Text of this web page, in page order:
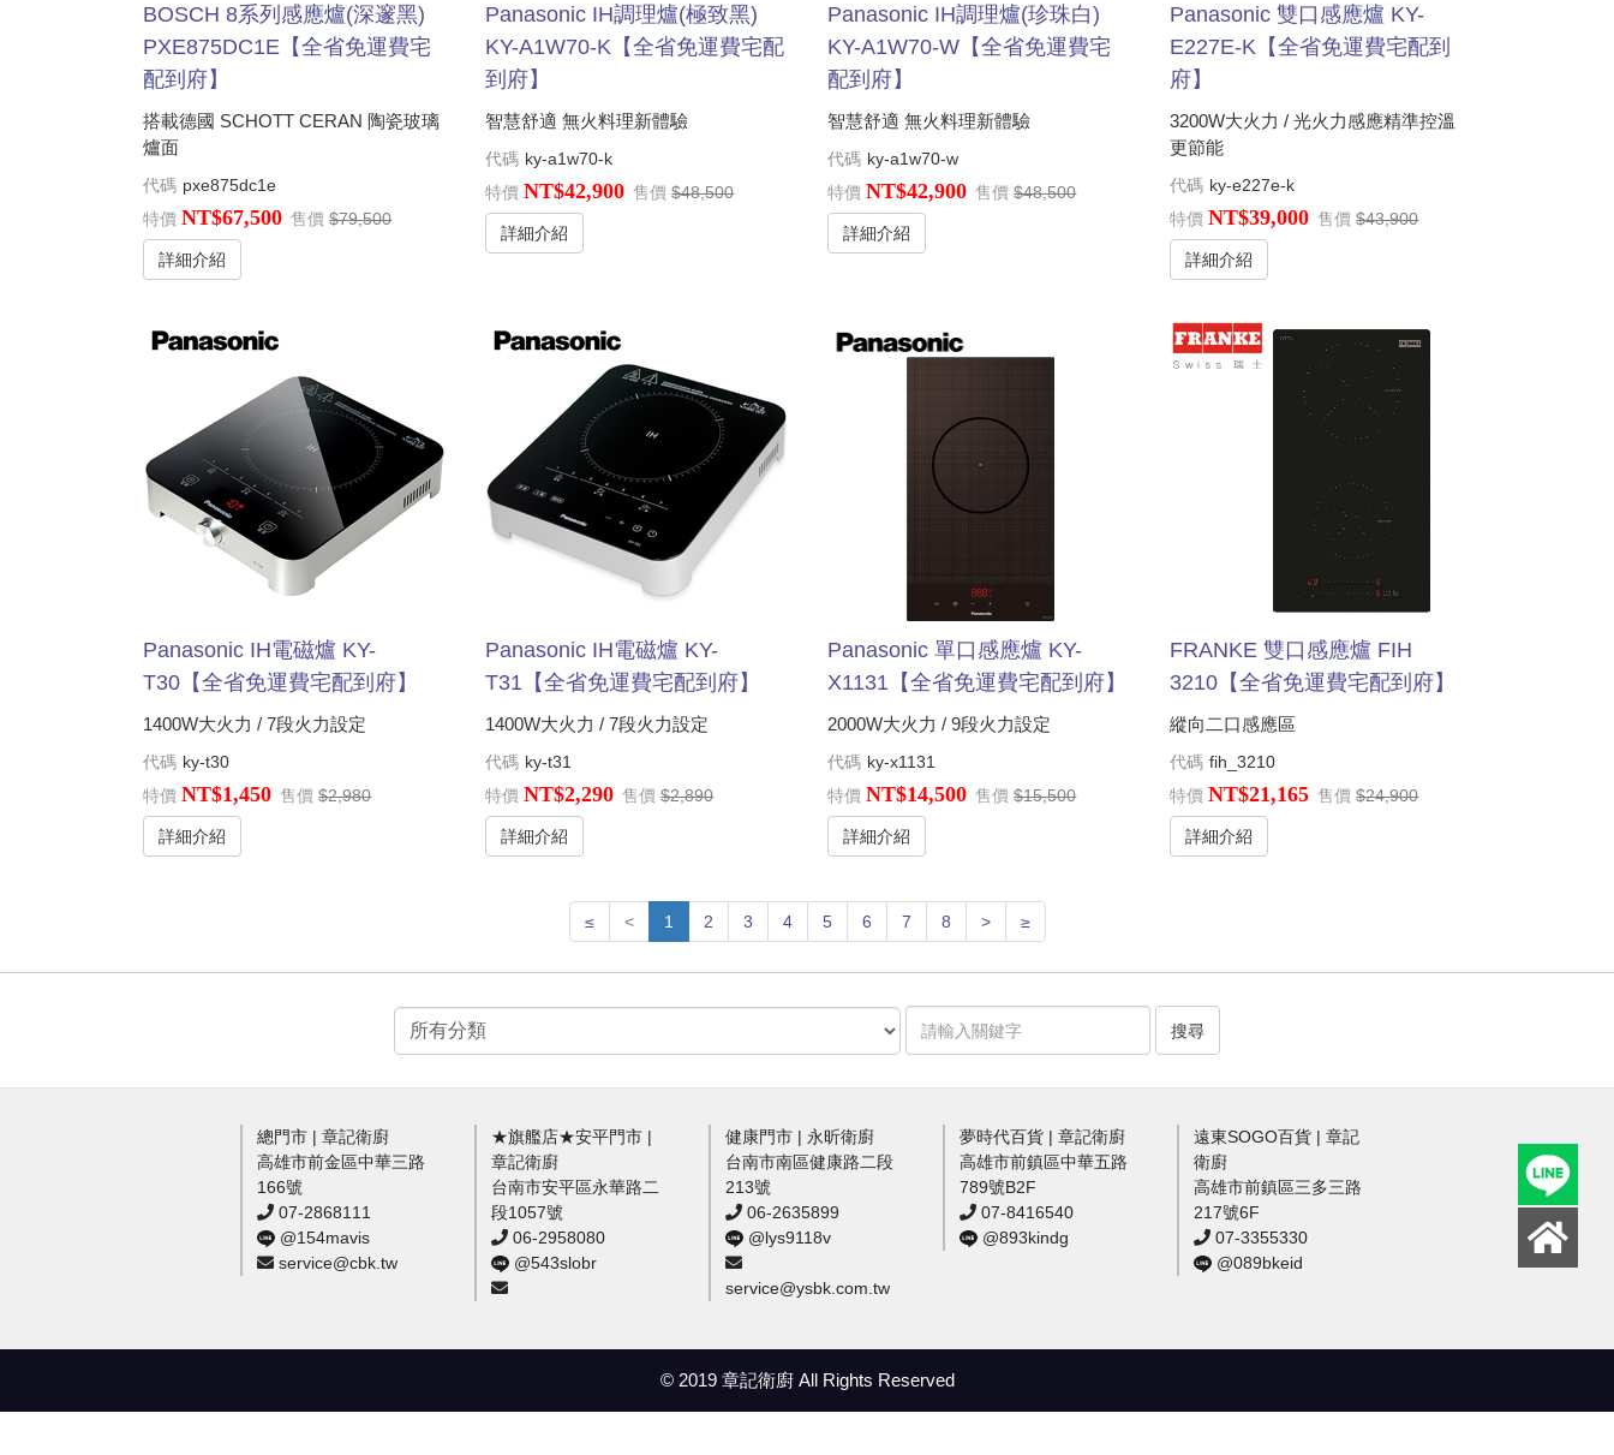
BOSCH 8系列感應爐(深邃黑)
PXE875DC1E【全省免運費宅
配到府】
搭載德國 SCHOTT CERAN 陶瓷玻璃
爐面
代碼 pxe875dc1e
特價 NT$67,500 售價 $79,500
詳細介紹
Panasonic IH調理爐(極致黑)
KY-A1W70-K【全省免運費宅配
到府】
智慧舒適 無火料理新體驗
代碼 ky-a1w70-k
特價 NT$42,900 售價 $48,500
詳細介紹
Panasonic IH調理爐(珍珠白)
KY-A1W70-W【全省免運費宅
配到府】
智慧舒適 無火料理新體驗
代碼 ky-a1w70-w
特價 NT$42,900 售價 $48,500
詳細介紹
Panasonic 雙口感應爐 KY-
E227E-K【全省免運費宅配到
府】
3200W大火力 / 光火力感應精準控溫
更節能
代碼 ky-e227e-k
特價 NT$39,000 售價 $43,900
詳細介紹
Panasonic IH電磁爐 KY-
T30【全省免運費宅配到府】
1400W大火力 / 7段火力設定
代碼 ky-t30
特價 NT$1,450 售價 $2,980
詳細介紹
Panasonic IH電磁爐 KY-
T31【全省免運費宅配到府】
1400W大火力 / 7段火力設定
代碼 ky-t31
特價 NT$2,290 售價 $2,890
詳細介紹
Panasonic 單口感應爐 KY-
X1131【全省免運費宅配到府】
2000W大火力 / 9段火力設定
代碼 ky-x1131
特價 NT$14,500 售價 $15,500
詳細介紹
FRANKE 雙口感應爐 FIH
3210【全省免運費宅配到府】
縱向二口感應區
代碼 fih_3210
特價 NT$21,165 售價 $24,900
詳細介紹
≤ < 1 2 3 4 5 6 7 8 > ≥
搜尋
總門市 | 章記衛廚
高雄市前金區中華三路
166號
07-2868111
@154mavis
service@cbk.tw
★旗艦店★安平門市 |
章記衛廚
台南市安平區永華路二
段1057號
06-2958080
@543slobr
健康門市 | 永昕衛廚
台南市南區健康路二段
213號
06-2635899
@lys9118v
service@ysbk.com.tw
夢時代百貨 | 章記衛廚
高雄市前鎮區中華五路
789號B2F
07-8416540
@893kindg
遠東SOGO百貨 | 章記
衛廚
高雄市前鎮區三多三路
217號6F
07-3355330
@089bkeid
© 2019 章記衛廚 All Rights Reserved